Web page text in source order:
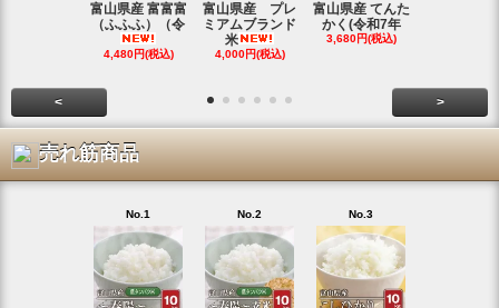
富山県産 富富富
（ふふふ）（令
4,480円(税込)
富山県産 プレ
ミアムブランド
米
4,000円(税込)
富山県産 てんた
かく(令和7年
3,680円(税込)
< >
売れ筋商品
No.1 No.2 No.3